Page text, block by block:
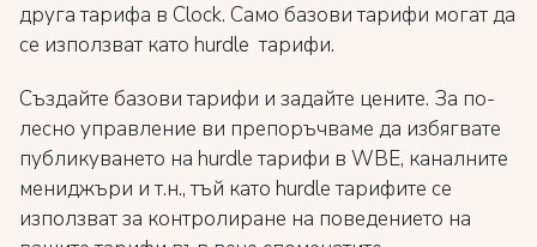
друга тарифа в Clock. Само базови тарифи могат да
се използват като hurdle тарифи.
Създайте базови тарифи и задайте цените. За по-
лесно управление ви препоръчваме да избягвате
публикуването на hurdle тарифи в WBE, каналните
мениджъри и т.н., тъй като hurdle тарифите се
използват за контролиране на поведението на